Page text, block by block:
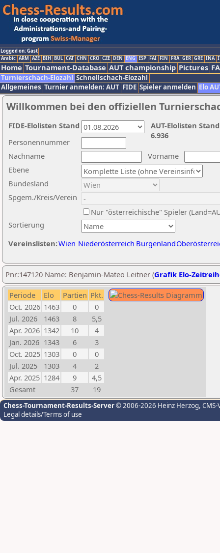
Logged on: Gast
Arabic ARM AZE BIH BUL CAT CHN CRO CZE DEN ENG ESP FAI FIN FRA GER GRE INA
Home Tournament-Database AUT championship Pictures
Turnierschach-Elozahl Schnellschach-Elozahl
Allgemeines Turnier anmelden: AUT FIDE Spieler anmelden Elo
Willkommen bei den offiziellen
Nachname
Vorname
Ebene
Sortierung
Personennummer
Bundesland
Spgem./Kreis/Verein
Nur "österreichische" Spieler
Vereinslisten:Wien Niederösterreich Burgenland
AUT-Elolisten
6.936
FIDE-Elolisten Stand
Pnr:147120 Name: Benjamin-Mateo Leitner (Grafik Elo-
Periode Elo Partien Pkt.
Oct. 2026 1463 0
0
Jul. 2026
1463 8
5,5
Apr. 2026 1342 10
4
Jan. 2026 1343 6
3
Oct. 2025 1303 0
0
Jul. 2025
1303 4
2
Apr. 2025 1284 9
4,5
Gesamt
37 19
Chess-Tournament-Results-Server© 2006-2026 Heinz Herzog,
Legal details/Terms of use